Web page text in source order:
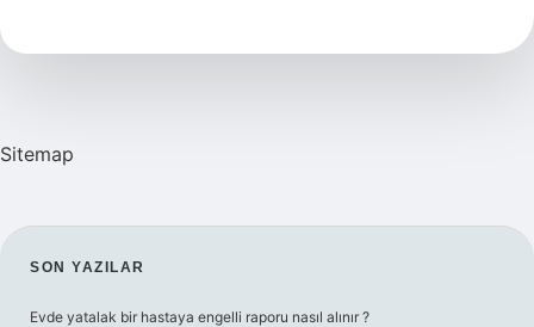
Sitemap
SIDEBAR
SON YAZILAR
Evde yatalak bir hastaya engelli raporu nasıl alınır ?